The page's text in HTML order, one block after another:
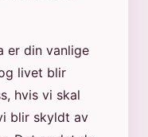
er din vanlige
livet blir
hvis vi skal
blir skyldt av